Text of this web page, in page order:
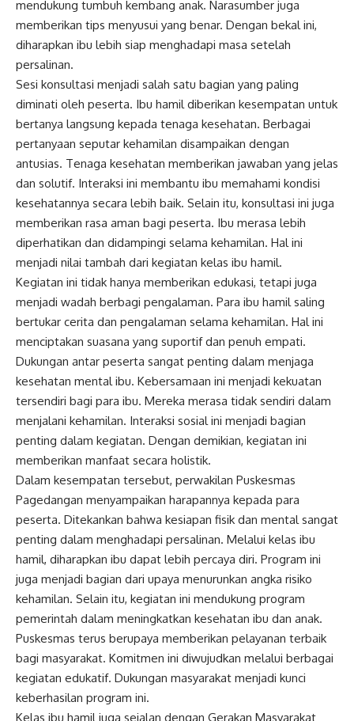
mendukung tumbuh kembang anak. Narasumber juga
memberikan tips menyusui yang benar. Dengan bekal ini,
diharapkan ibu lebih siap menghadapi masa setelah
persalinan.
Sesi konsultasi menjadi salah satu bagian yang paling
diminati oleh peserta. Ibu hamil diberikan kesempatan untuk
bertanya langsung kepada tenaga kesehatan. Berbagai
pertanyaan seputar kehamilan disampaikan dengan
antusias. Tenaga kesehatan memberikan jawaban yang jelas
dan solutif. Interaksi ini membantu ibu memahami kondisi
kesehatannya secara lebih baik. Selain itu, konsultasi ini juga
memberikan rasa aman bagi peserta. Ibu merasa lebih
diperhatikan dan didampingi selama kehamilan. Hal ini
menjadi nilai tambah dari kegiatan kelas ibu hamil.
Kegiatan ini tidak hanya memberikan edukasi, tetapi juga
menjadi wadah berbagi pengalaman. Para ibu hamil saling
bertukar cerita dan pengalaman selama kehamilan. Hal ini
menciptakan suasana yang suportif dan penuh empati.
Dukungan antar peserta sangat penting dalam menjaga
kesehatan mental ibu. Kebersamaan ini menjadi kekuatan
tersendiri bagi para ibu. Mereka merasa tidak sendiri dalam
menjalani kehamilan. Interaksi sosial ini menjadi bagian
penting dalam kegiatan. Dengan demikian, kegiatan ini
memberikan manfaat secara holistik.
Dalam kesempatan tersebut, perwakilan Puskesmas
Pagedangan menyampaikan harapannya kepada para
peserta. Ditekankan bahwa kesiapan fisik dan mental sangat
penting dalam menghadapi persalinan. Melalui kelas ibu
hamil, diharapkan ibu dapat lebih percaya diri. Program ini
juga menjadi bagian dari upaya menurunkan angka risiko
kehamilan. Selain itu, kegiatan ini mendukung program
pemerintah dalam meningkatkan kesehatan ibu dan anak.
Puskesmas terus berupaya memberikan pelayanan terbaik
bagi masyarakat. Komitmen ini diwujudkan melalui berbagai
kegiatan edukatif. Dukungan masyarakat menjadi kunci
keberhasilan program ini.
Kelas ibu hamil juga sejalan dengan Gerakan Masyarakat